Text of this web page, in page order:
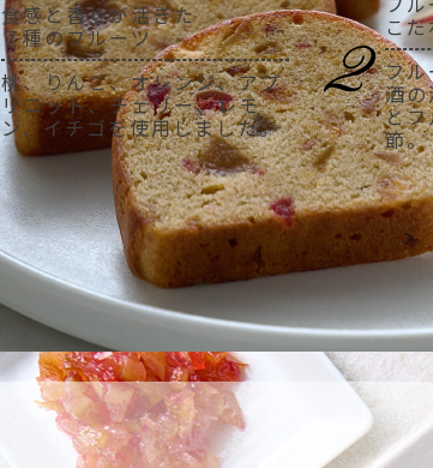
食感と香りが活きた
７種のフルーツ
桃、りんご、オレンジ、アプ
リコット、チェリー、レモ
ン、イチゴを使用しました。
こ
フ
酒
と
節。